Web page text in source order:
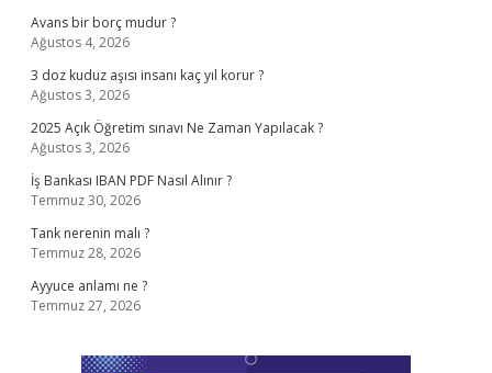
Avans bir borç mudur ?
Ağustos 4, 2026
3 doz kuduz aşısı insanı kaç yıl korur ?
Ağustos 3, 2026
2025 Açık Öğretim sınavı Ne Zaman Yapılacak ?
Ağustos 3, 2026
İş Bankası IBAN PDF Nasıl Alınır ?
Temmuz 30, 2026
Tank nerenin malı ?
Temmuz 28, 2026
Ayyuce anlamı ne ?
Temmuz 27, 2026